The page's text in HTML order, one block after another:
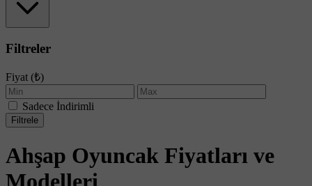
Filtreler
Fiyat (₺)
Sadece İndirimli
Filtrele
Ahşap Oyuncak Fiyatları ve